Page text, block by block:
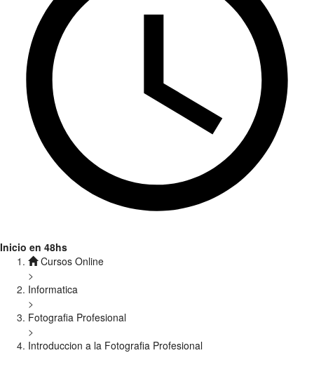
Inicio en 48hs
Cursos Online
>
Informatica
>
Fotografia Profesional
>
Introduccion a la Fotografia Profesional